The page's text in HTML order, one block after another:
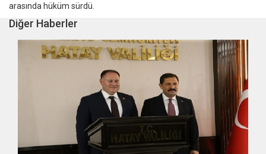
arasında hüküm sürdü.
Diğer Haberler